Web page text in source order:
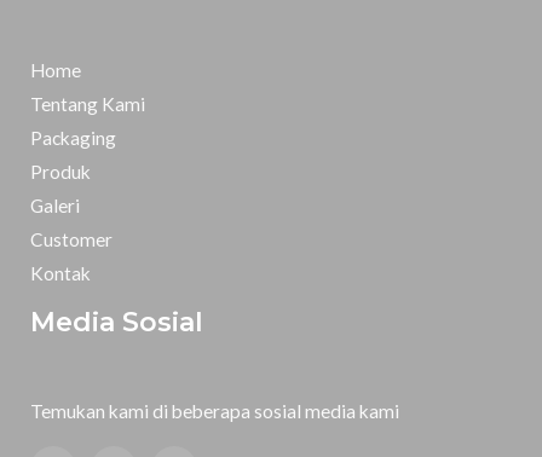
Home
Tentang Kami
Packaging
Produk
Galeri
Customer
Kontak
Media Sosial
Temukan kami di beberapa sosial media kami